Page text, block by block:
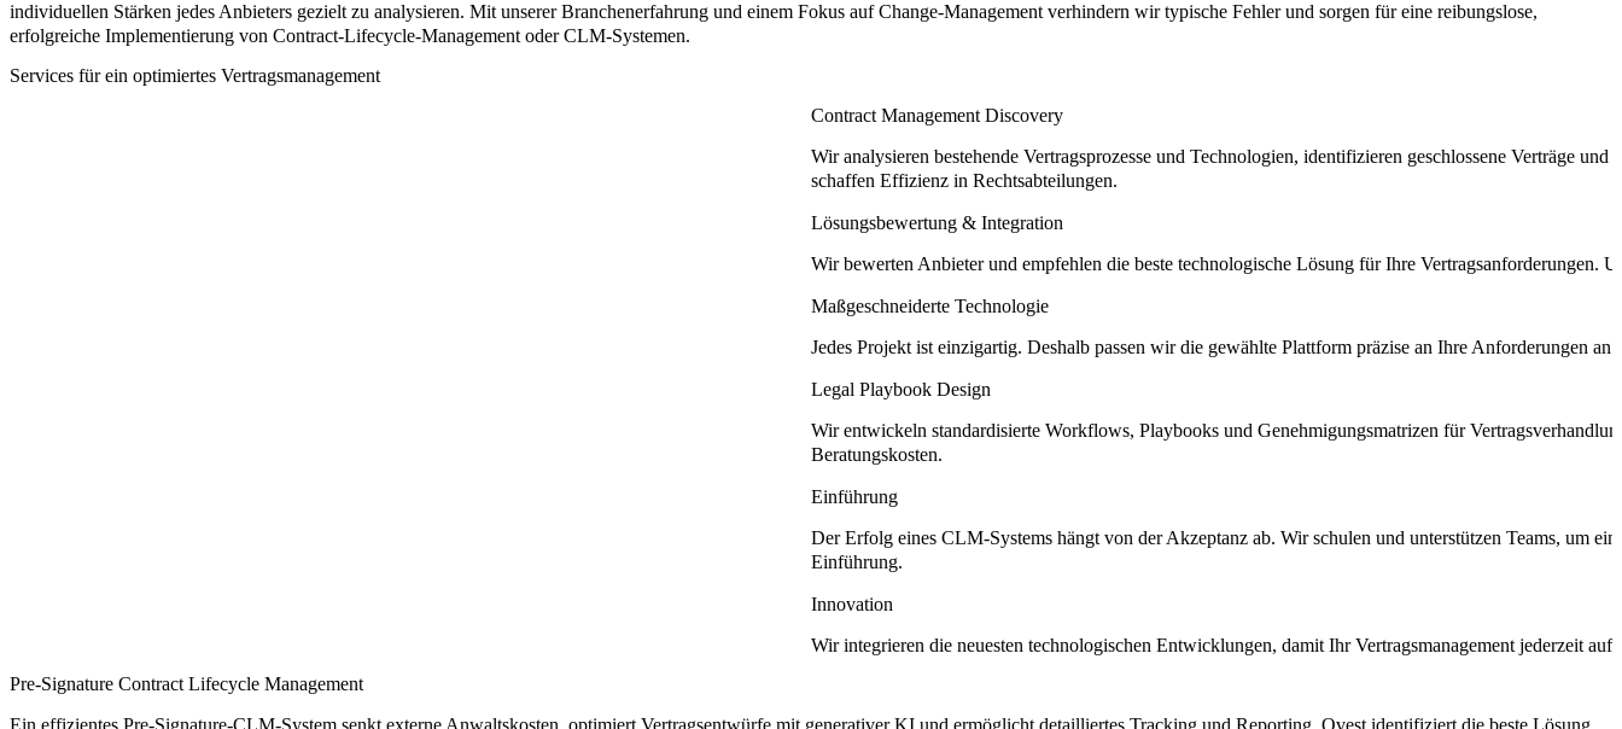
individuellen Stärken jedes Anbieters gezielt zu analysieren. Mit unserer Branchenerfahrung und einem Fokus auf Change-Management verhindern wir typische Fehler und sorgen für eine reibungslose,
erfolgreiche Implementierung von Contract-Lifecycle-Management oder CLM-Systemen.
Services für ein optimiertes Vertragsmanagement
Contract Management Discovery
Wir analysieren bestehende Vertragsprozesse und Technologien, identifizieren geschlossene Verträge
schaffen Effizienz in Rechtsabteilungen.
Lösungsbewertung & Integration
Wir bewerten Anbieter und empfehlen die beste technologische Lösung für Ihre Vertragsanforderungen.
Maßgeschneiderte Technologie
Jedes Projekt ist einzigartig. Deshalb passen wir die gewählte Plattform präzise an Ihre Anforderungen
Legal Playbook Design
Wir entwickeln standardisierte Workflows, Playbooks und Genehmigungsmatrizen für
Beratungskosten.
Einführung
Der Erfolg eines CLM-Systems hängt von der Akzeptanz ab. Wir schulen und unterstützen Teams, um
Einführung.
Innovation
Wir integrieren die neuesten technologischen Entwicklungen, damit Ihr Vertragsmanagement jederzeit auf
Pre-Signature Contract Lifecycle Management
Ein effizientes Pre-Signature-CLM-System senkt externe Anwaltskosten, optimiert Vertragsentwürfe mit generativer KI und ermöglicht detailliertes Tracking und Reporting. Qvest identifiziert die beste Lösung